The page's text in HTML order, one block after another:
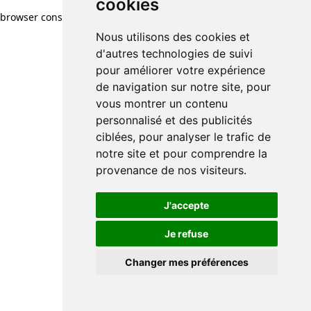
cookies
Nous utilisons des cookies et
d'autres technologies de suivi
pour améliorer votre expérience
de navigation sur notre site, pour
vous montrer un contenu
personnalisé et des publicités
ciblées, pour analyser le trafic de
notre site et pour comprendre la
provenance de nos visiteurs.
J'accepte
Je refuse
Changer mes préférences
browser console for more information)